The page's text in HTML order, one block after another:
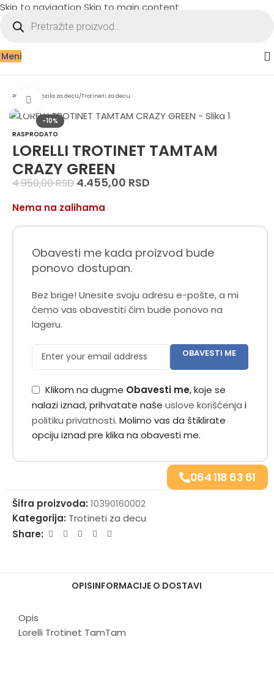
Skip to navigation Skip to main content
Meni
Početna Vozila za decu/Trotineti za decu
-10%
RASPRODATO
Zumiraj sliku
LORELLI TROTINET TAMTAM
CRAZY GREEN
4.950,00RSD 4.455,00 RSD
Nema na zalihama
Obavesti me kada proizvod bude
ponovo dostupan.
Bez brige! Unesite svoju adresu e-pošte, a mi
ćemo vas obavestiti čim bude ponovo na
lageru.
OBAVESTI ME
Klikom na dugme Obavesti me, koje se
nalazi iznad, prihvatate naše uslove korišćenja i
politiku privatnosti. Molimo vas da štiklirate
opciju iznad pre klika na obavesti me.
064 118 63 61
Šifra proizvoda: 10390160002
Kategorija: Trotineti za decu
Share:
OPISINFORMACIJE O DOSTAVI
Opis
Lorelli Trotinet TamTam